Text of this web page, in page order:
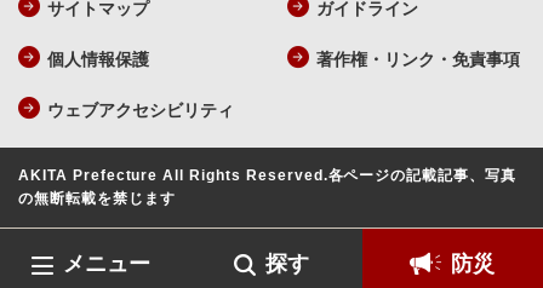
メニュー 探す 防災
サイトマップ ガイドライン
個人情報保護 著作権・リンク・免責事項
ウェブアクセシビリティ
AKITA Prefecture All Rights Reserved.各ページの記載記事、写真
の無断転載を禁じます